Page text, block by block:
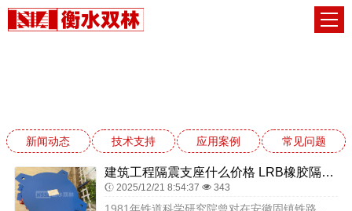
新闻动态 技术支持 应用案例 常见问题
建筑工程隔震支座什么价格 LRB橡胶隔震支座800生产厂家 LRB1500橡胶隔震支座厂家电话
2025/12/21 8:54:37 343